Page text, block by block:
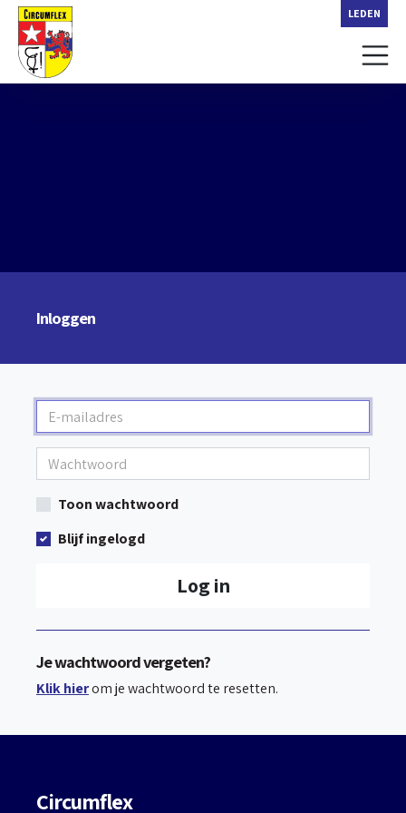
LEDEN
Inloggen
Toon wachtwoord
Blijf ingelogd
Log in
Je wachtwoord vergeten?
Klik hierom je wachtwoord te resetten.
Circumflex